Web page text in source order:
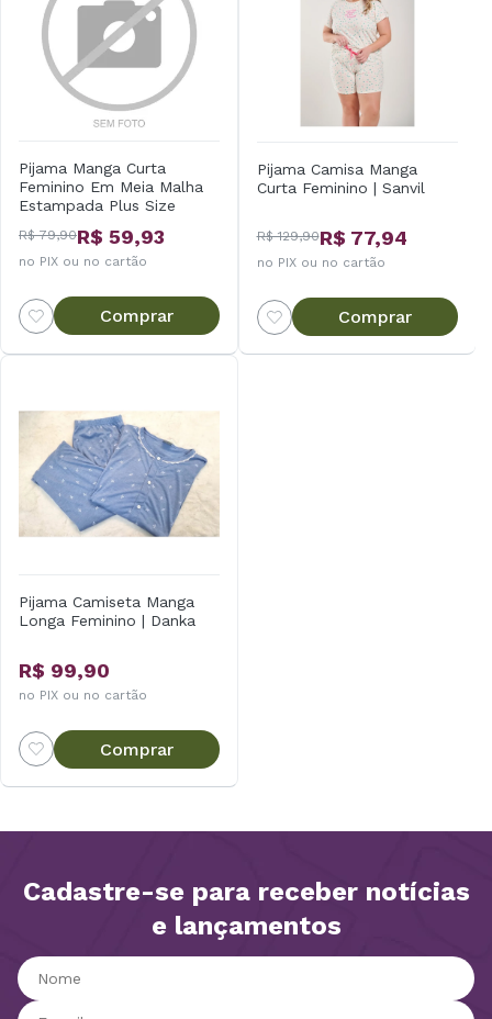
Pijama Manga Curta
Feminino Em Meia Malha
Estampada Plus Size
R$ 79,90R$ 59,93
no PIX ou no cartão
Comprar
Pijama Camisa Manga
Curta Feminino | Sanvil
R$ 129,90R$ 77,94
no PIX ou no cartão
Comprar
Pijama Camiseta Manga
Longa Feminino | Danka
R$ 99,90
no PIX ou no cartão
Comprar
Cadastre-se para receber notícias
e lançamentos